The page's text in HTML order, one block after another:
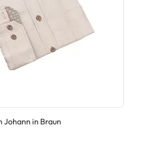
Johann in Braun